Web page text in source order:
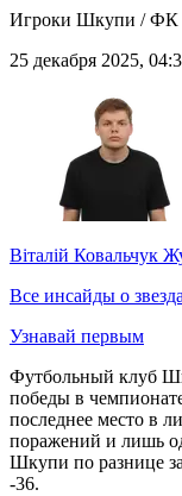
Игроки Шкупи /
25 декабря 2025,
Віталій Ковальчук
Все инсайды о
Узнавай первым
Футбольный клуб
победы в
последнее место в
поражений и лишь
Шкупи по разнице
-36.